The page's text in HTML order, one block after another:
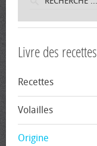
Livre des recettes
Recettes
Volailles
Origine